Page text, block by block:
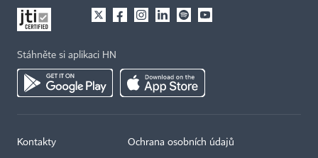
Stáhněte si aplikaci HN
Kontakty Ochrana osobních údajů